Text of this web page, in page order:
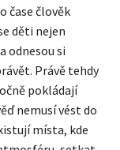
čase člověk
děti nejen
odnesou si
Právě tehdy
pokládají
nemusí vést do
místa, kde